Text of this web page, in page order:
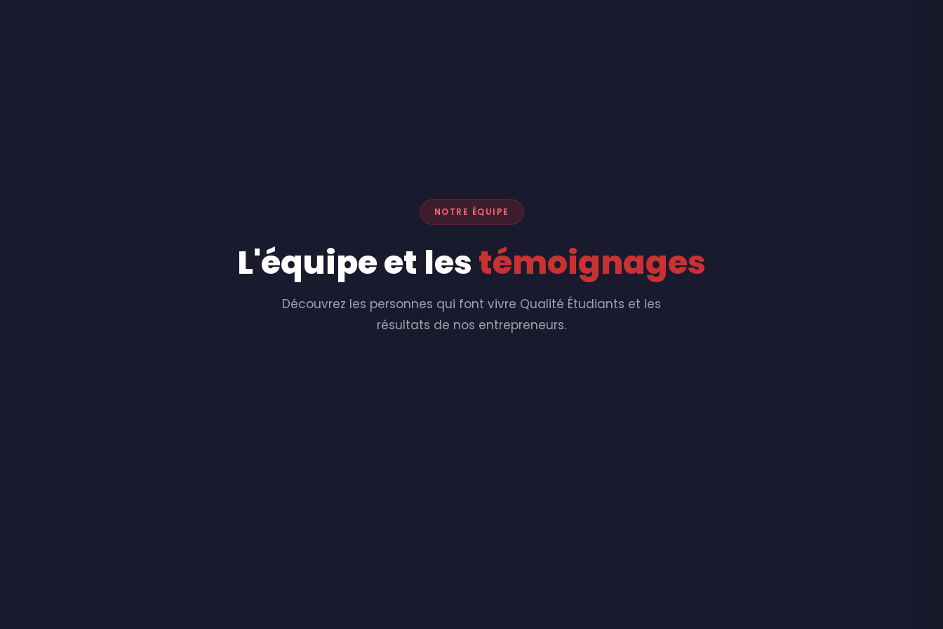
NOTRE ÉQUIPE
L'équipe et lestémoignages
Découvrez les personnes qui font vivre Qualité Étudiants et les
résultats de nos entrepreneurs.